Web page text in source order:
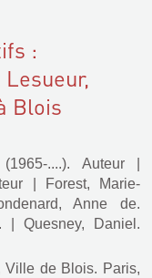
:
Blois
....). Auteur|
Forest, Marie-
Anne de.
Quesney, Daniel.
Ville de Blois. Paris,